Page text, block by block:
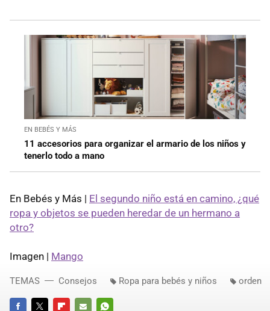
EN BEBÉS Y MÁS
11 accesorios para organizar el armario de los niños y
tenerlo todo a mano
En Bebés y Más | El segundo niño está en camino, ¿qué
ropa y objetos se pueden heredar de un hermano a
otro?
Imagen | Mango
TEMAS Consejos Ropa para bebés y niños orden